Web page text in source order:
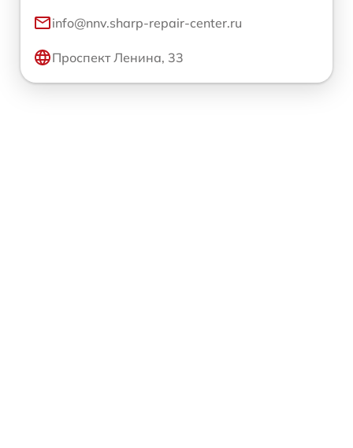
info@nnv.sharp-repair-center.ru
Проспект Ленина, 33